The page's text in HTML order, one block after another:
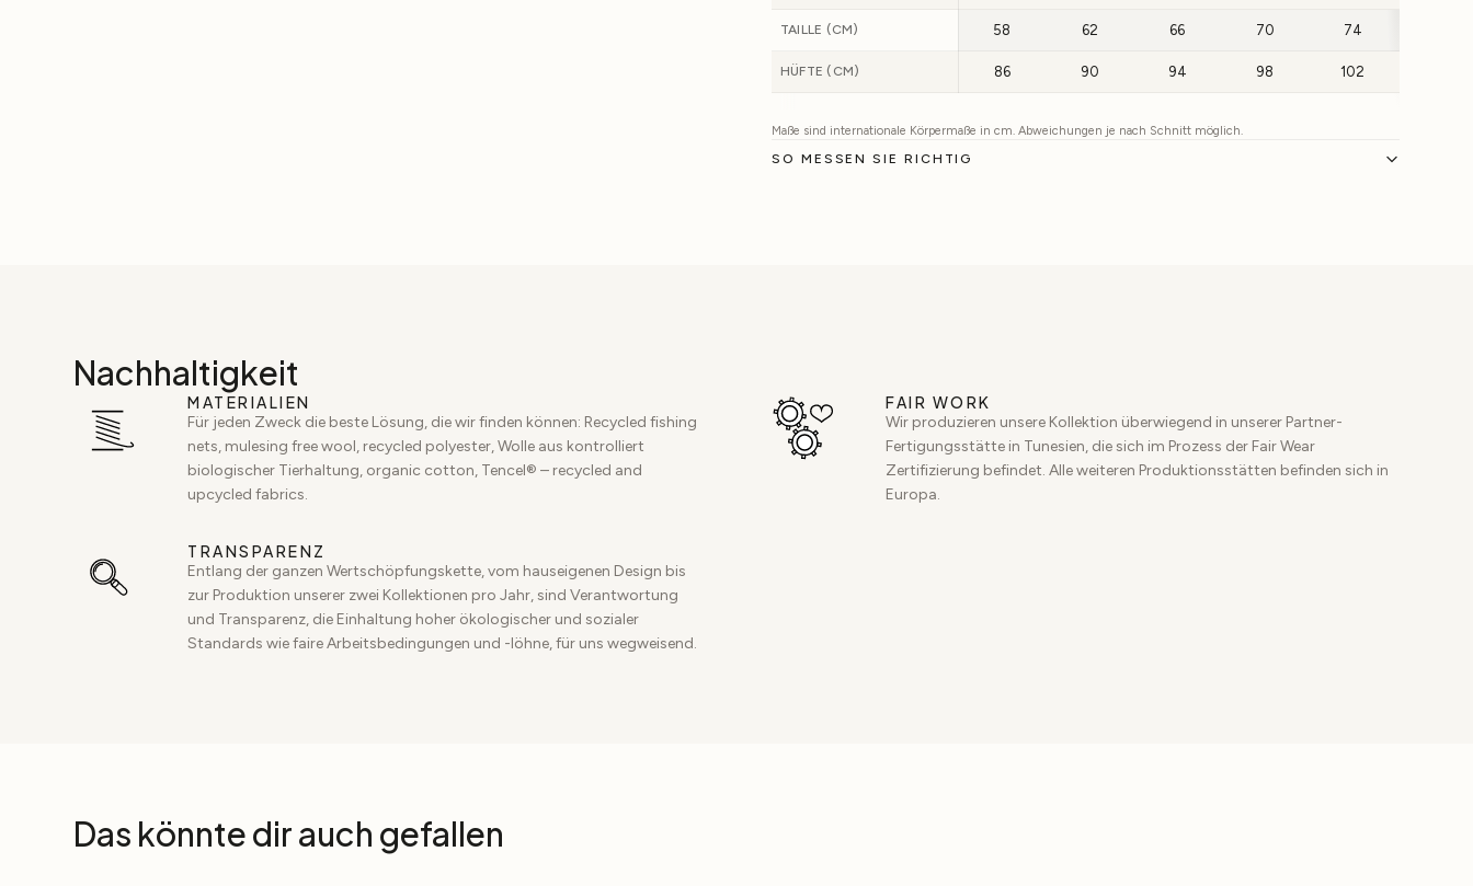
TAILLE (CM) 58 62 66 70 74
HÜFTE (CM) 86 90 94 98 102
Maße sind internationale Körpermaße in cm. Abweichungen je nach Schnitt möglich.
SO MESSEN SIE RICHTIG
Nachhaltigkeit
MATERIALIEN
Für jeden Zweck die beste Lösung, die wir finden können: Recycled fishing
nets, mulesing free wool, recycled polyester, Wolle aus kontrolliert
biologischer Tierhaltung, organic cotton, Tencel® – recycled and
upcycled fabrics.
FAIR WORK
Wir produzieren unsere Kollektion überwiegend in unserer Partner-
Fertigungsstätte in Tunesien, die sich im Prozess der Fair Wear
Zertifizierung befindet. Alle weiteren Produktionsstätten befinden sich in
Europa.
TRANSPARENZ
Entlang der ganzen Wertschöpfungskette, vom hauseigenen Design bis
zur Produktion unserer zwei Kollektionen pro Jahr, sind Verantwortung
und Transparenz, die Einhaltung hoher ökologischer und sozialer
Standards wie faire Arbeitsbedingungen und -löhne, für uns wegweisend.
Das könnte dir auch gefallen